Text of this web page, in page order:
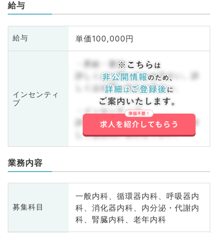
給与
給与 単価100,000円
インセンティ
ブ
・昇給・賞与
詳しくはお問い合わせ下さい。詳
しくはお問い合わせ下さい。
・インセンティブ
詳しくはお問い合わせ下さい。詳
しくはお問い合わせ下さい。
業務内容
募集科目
一般内科、循環器内科、呼吸器内
科、消化器内科、内分泌・代謝内
科、腎臓内科、老年内科